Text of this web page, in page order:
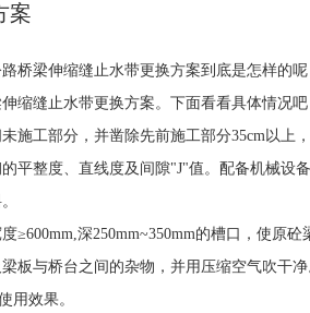
案
梁伸缩缝止水带更换方案到底是怎样的
缩缝止水带更换方案。下面看看具体情况吧
工部分，并凿除先前施工部分35cm以上
平整度、直线度及间隙"J"值。配备机械设
深250mm~350mm的槽口，使原砼
板与桥台之间的杂物，并用压缩空气吹干
用效果。